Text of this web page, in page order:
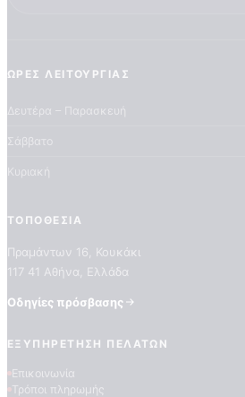
Home
Ποιοτητα Marburg
ΏΡΕΣ ΛΕΙΤΟΥΡΓΊΑΣ
Δευτέρα – Παρασκευή
Σάββατο
Κυριακή
ΤΟΠΟΘΕΣΊΑ
Πραμάντων 16, Κουκάκι
117 41 Αθήνα, Ελλάδα
Οδηγίες πρόσβασης
ΕΞΥΠΗΡΈΤΗΣΗ ΠΕΛΑΤΏΝ
Επικοινωνία
Τρόποι πληρωμής